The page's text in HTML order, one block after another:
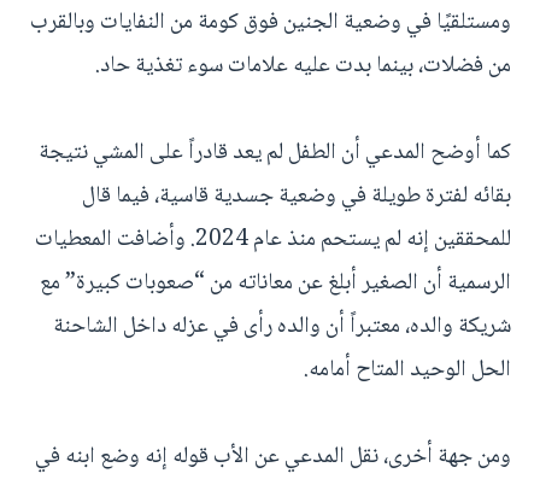
ومستلقيًا في وضعية الجنين فوق كومة من النفايات وبالقرب
من فضلات، بينما بدت عليه علامات سوء تغذية حاد.
كما أوضح المدعي أن الطفل لم يعد قادراً على المشي نتيجة
بقائه لفترة طويلة في وضعية جسدية قاسية، فيما قال
للمحققين إنه لم يستحم منذ عام 2024. وأضافت المعطيات
الرسمية أن الصغير أبلغ عن معاناته من “صعوبات كبيرة” مع
شريكة والده، معتبراً أن والده رأى في عزله داخل الشاحنة
الحل الوحيد المتاح أمامه.
ومن جهة أخرى، نقل المدعي عن الأب قوله إنه وضع ابنه في